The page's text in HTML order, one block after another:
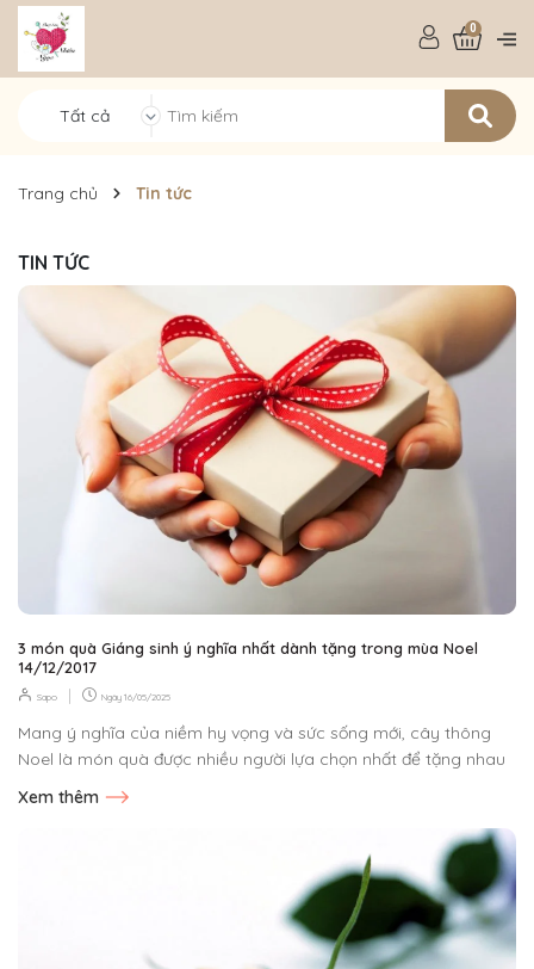
Tất cả
0
Trang chủ Tin tức
TIN TỨC
3 món quà Giáng sinh ý nghĩa nhất dành tặng trong mùa Noel
14/12/2017
Sapo | Ngày 16/05/2025
Mang ý nghĩa của niềm hy vọng và sức sống mới, cây thông
Noel là món quà được nhiều người lựa chọn nhất để tặng nhau
Xem thêm